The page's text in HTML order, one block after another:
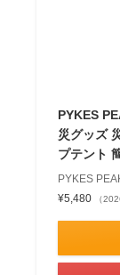
PYKES
災グッズ
プテント
PYKES
¥5,480
（